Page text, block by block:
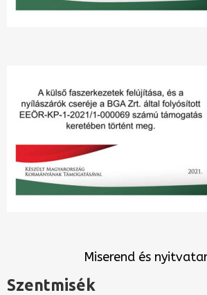
Miserend és
Szentmisék